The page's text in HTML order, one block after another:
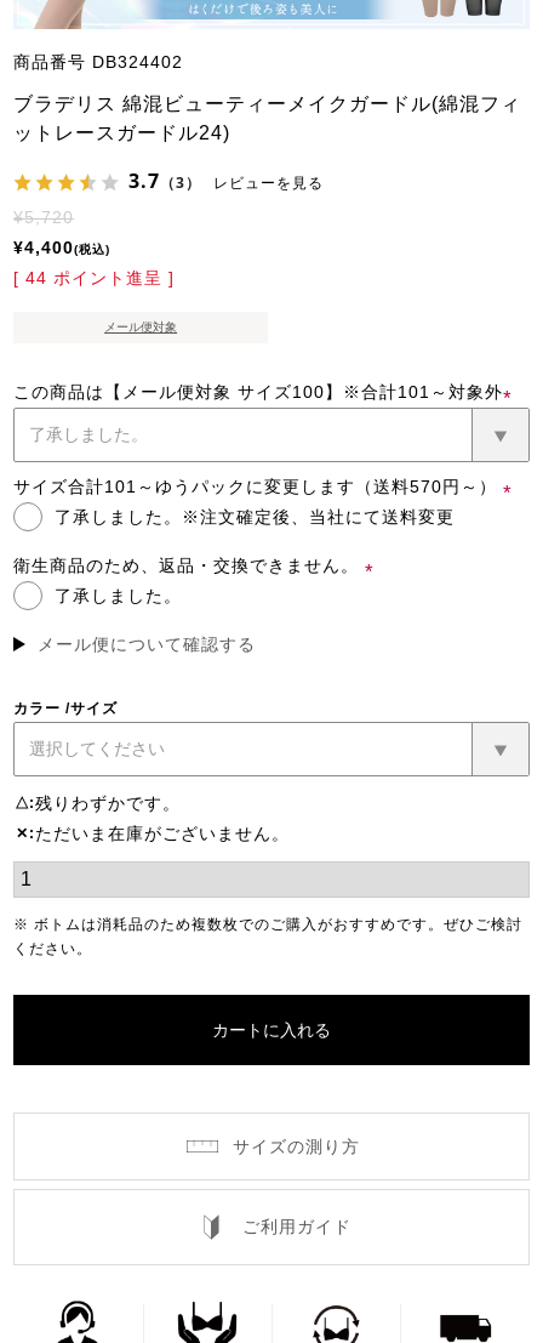
商品番号 DB324402
ブラデリス 綿混ビューティーメイクガードル(綿混フィ
ットレースガードル24)
3.7 （3） レビューを見る
¥5,720
¥4,400 税込
[ 44 ポイント進呈 ]
メール便対象
この商品は【メール便対象 サイズ100】※合計101～対象外
(必
須)
サイズ合計101～ゆうパックに変更します（送料570円～）
了承しました。※注文確定後、当社にて送料変更
衛生商品のため、返品・交換できません。
了承しました。
メール便について確認する
カラー サイズ
△ 残りわずかです。
✕ ただいま在庫がございません。
※ ボトムは消耗品のため複数枚でのご購入がおすすめです。ぜひご検討
ください。
カートに入れる
サイズの測り方
ご利用ガイド